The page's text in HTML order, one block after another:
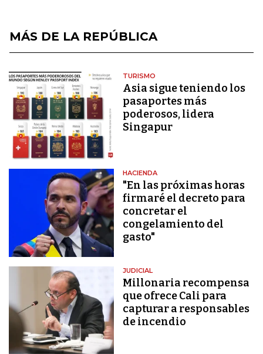
MÁS DE LA REPÚBLICA
TURISMO
Asia sigue teniendo los
pasaportes más
poderosos, lidera
Singapur
HACIENDA
"En las próximas horas
firmaré el decreto para
concretar el
congelamiento del
gasto"
JUDICIAL
Millonaria recompensa
que ofrece Cali para
capturar a responsables
de incendio